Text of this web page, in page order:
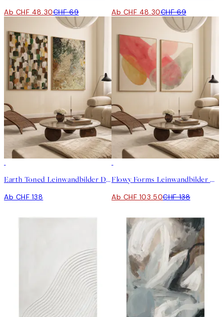
Ab CHF 48.30CHF 69 Ab CHF 48.30CHF 69
Earth Toned Leinwandbilder Duo
Ab CHF 138
Flowy Forms Leinwandbilder Duo
Ab CHF 103.50CHF 138